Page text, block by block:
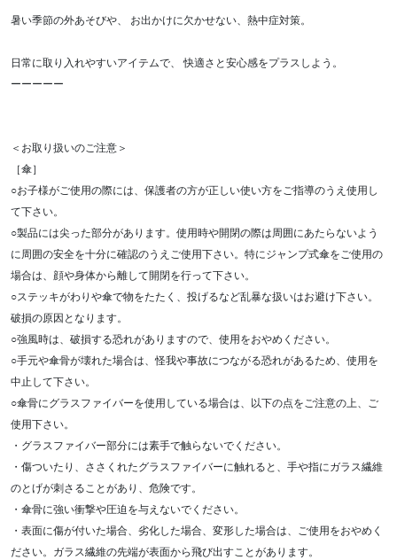
暑い季節の外あそびや、 お出かけに欠かせない、熱中症対策。
日常に取り入れやすいアイテムで、 快適さと安心感をプラスしよう。
ーーーーー
＜お取り扱いのご注意＞
［傘］
○お子様がご使用の際には、保護者の方が正しい使い方をご指導のうえ使用し
て下さい。
○製品には尖った部分があります。使用時や開閉の際は周囲にあたらないよう
に周囲の安全を十分に確認のうえご使用下さい。特にジャンプ式傘をご使用の
場合は、顔や身体から離して開閉を行って下さい。
○ステッキがわりや傘で物をたたく、投げるなど乱暴な扱いはお避け下さい。
破損の原因となります。
○強風時は、破損する恐れがありますので、使用をおやめください。
○手元や傘骨が壊れた場合は、怪我や事故につながる恐れがあるため、使用を
中止して下さい。
○傘骨にグラスファイバーを使用している場合は、以下の点をご注意の上、ご
使用下さい。
・グラスファイバー部分には素手で触らないでください。
・傷ついたり、ささくれたグラスファイバーに触れると、手や指にガラス繊維
のとげが刺さることがあり、危険です。
・傘骨に強い衝撃や圧迫を与えないでください。
・表面に傷が付いた場合、劣化した場合、変形した場合は、ご使用をおやめく
ださい。ガラス繊維の先端が表面から飛び出すことがあります。